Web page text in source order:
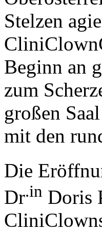
Stelzen
Beginn an
zum
großen
mit den
Die
Dr.in Doris